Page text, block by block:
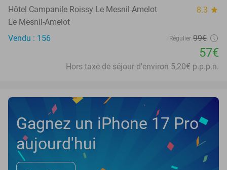
Hôtel Campanile Roissy Le Mesnil Amelot 8.3 star
Le Mesnil-Amelot
Vendu : 156
Régulier 99€
57€
Hors taxe de séjour d'environ 5,20€ p.p.p.n.
Gagnez un iPhone 17 Pro
aujourd'hui